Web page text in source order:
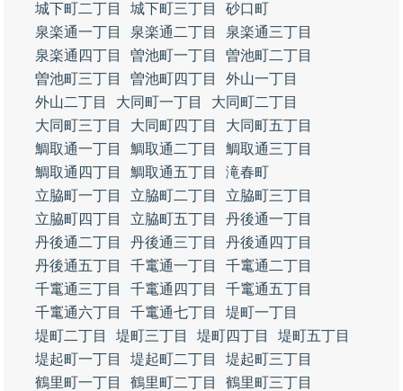
城下町二丁目
城下町三丁目
砂口町
泉楽通一丁目
泉楽通二丁目
泉楽通三丁目
泉楽通四丁目
曽池町一丁目
曽池町二丁目
曽池町三丁目
曽池町四丁目
外山一丁目
外山二丁目
大同町一丁目
大同町二丁目
大同町三丁目
大同町四丁目
大同町五丁目
鯛取通一丁目
鯛取通二丁目
鯛取通三丁目
鯛取通四丁目
鯛取通五丁目
滝春町
立脇町一丁目
立脇町二丁目
立脇町三丁目
立脇町四丁目
立脇町五丁目
丹後通一丁目
丹後通二丁目
丹後通三丁目
丹後通四丁目
丹後通五丁目
千竃通一丁目
千竃通二丁目
千竃通三丁目
千竃通四丁目
千竃通五丁目
千竃通六丁目
千竃通七丁目
堤町一丁目
堤町二丁目
堤町三丁目 堤町四丁目
堤町五丁目
堤起町一丁目
堤起町二丁目
堤起町三丁目
鶴里町一丁目
鶴里町二丁目
鶴里町三丁目